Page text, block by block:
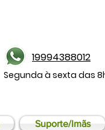
19994388012
Segunda à sexta das
Suporte/Imãs